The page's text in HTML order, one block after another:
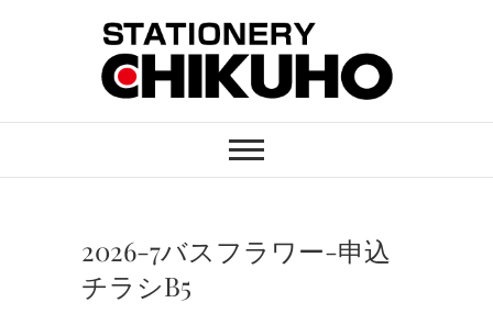
STATIONERY
CHIKUHO
2026-7バスフラワー-申込
チラシB5